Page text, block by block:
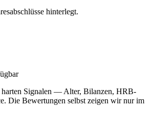
hinterlegt.
harten Signalen — Alter, Bilanzen, HRB-
Die Bewertungen selbst zeigen wir nur im